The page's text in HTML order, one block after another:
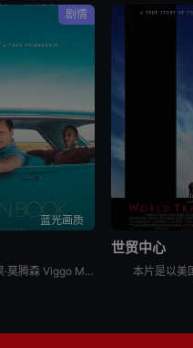
剧情
蓝光画质
托尼（维果·莫腾森 Viggo Mortensen 饰）是一个吊儿郎当游手好闲的混混，在一家夜总会做侍者。这间夜总会因故要停业几个月，可托尼所要支付的房租和生活费不会因此取消，所以他的当务之急是去
世贸中心